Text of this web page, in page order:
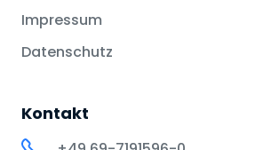
Impressum
Datenschutz
Kontakt